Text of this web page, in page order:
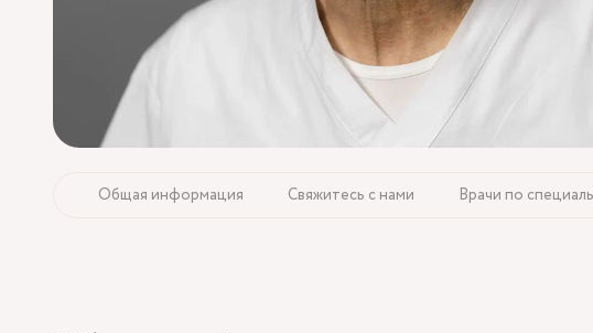
Общая информация Свяжитесь с нами Врачи по